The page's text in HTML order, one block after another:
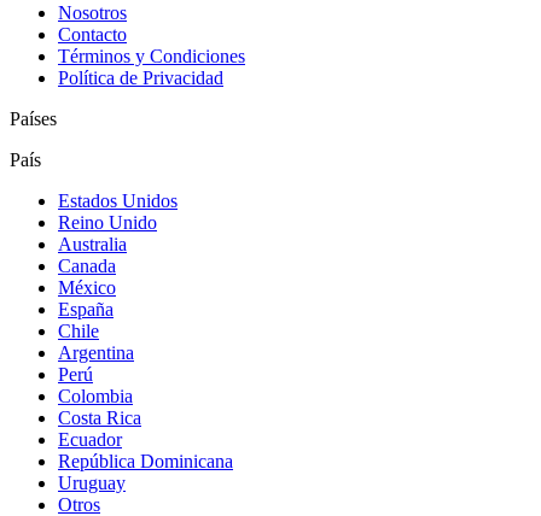
Nosotros
Contacto
Términos y Condiciones
Política de Privacidad
Países
País
Estados Unidos
Reino Unido
Australia
Canada
México
España
Chile
Argentina
Perú
Colombia
Costa Rica
Ecuador
República Dominicana
Uruguay
Otros